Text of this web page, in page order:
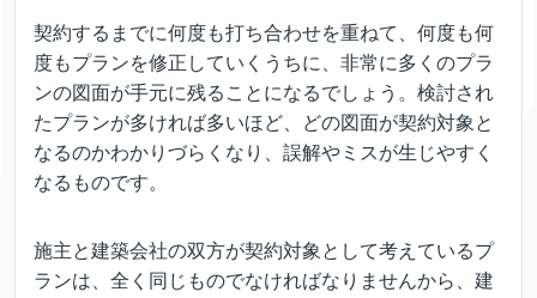
契約するまでに何度も打ち合わせを重ねて、何度も何
度もプランを修正していくうちに、非常に多くのプラ
ンの図面が手元に残ることになるでしょう。検討され
たプランが多ければ多いほど、どの図面が契約対象と
なるのかわかりづらくなり、誤解やミスが生じやすく
なるものです。
施主と建築会社の双方が契約対象として考えているプ
ランは、全く同じものでなければなりませんから、建